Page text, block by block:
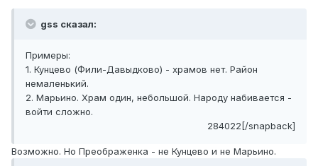
gss сказал:
Примеры:
1. Кунцево (Фили-Давыдково) - храмов нет. Район
немаленький.
2. Марьино. Храм один, небольшой. Народу набивается -
войти сложно.
284022[/snapback]
Возможно. Но Преображенка - не Кунцево и не Марьино.